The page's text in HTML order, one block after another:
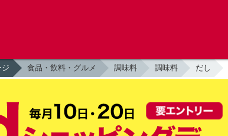
ジ 食品・飲料・グルメ 調味料 調味料 だし